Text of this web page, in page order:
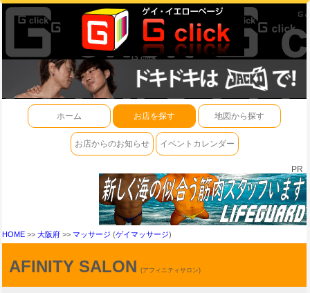
ホーム お店を探す 地図から探す
お店からのお知らせ イベントカレンダー
PR
HOME >> 大阪府 >> マッサージ (ゲイマッサージ)
AFINITY SALON (アフィニティサロン)